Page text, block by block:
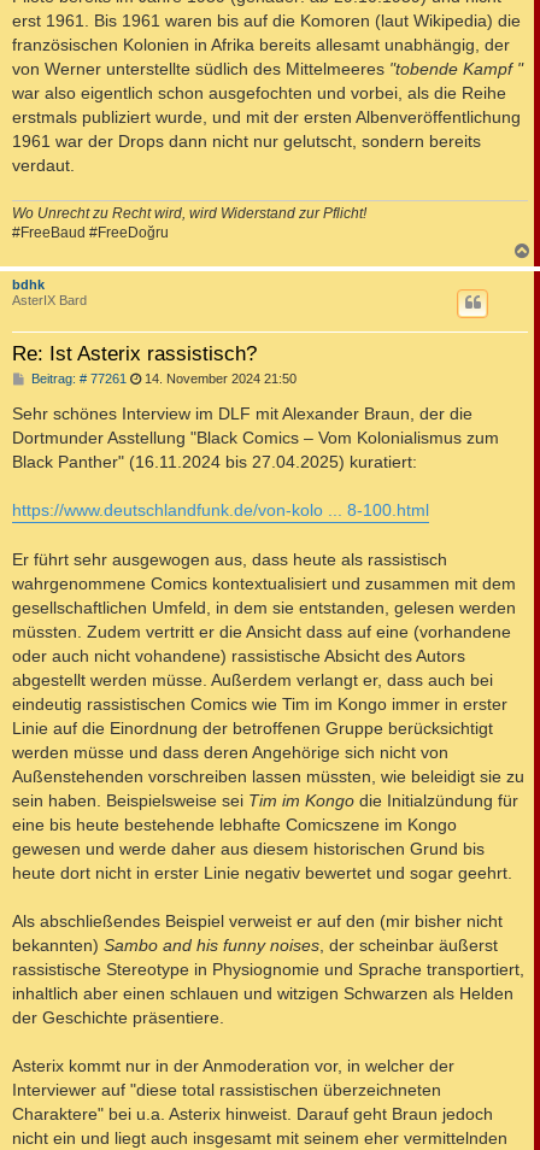
erst 1961. Bis 1961 waren bis auf die Komoren (laut Wikipedia) die
französischen Kolonien in Afrika bereits allesamt unabhängig, der
von Werner unterstellte südlich des Mittelmeeres "tobende Kampf "
war also eigentlich schon ausgefochten und vorbei, als die Reihe
erstmals publiziert wurde, und mit der ersten Albenveröffentlichung
1961 war der Drops dann nicht nur gelutscht, sondern bereits
verdaut.
Wo Unrecht zu Recht wird, wird Widerstand zur Pflicht!
#FreeBaud #FreeDoğru
a
bdhk
AsterIX Bard
Re: Ist Asterix rassistisch?
Beitrag: # 77261 B
i
r
a
g
14. November 2024 21:50
Sehr schönes Interview im DLF mit Alexander Braun, der die
Dortmunder Asstellung "Black Comics – Vom Kolonialismus zum
Black Panther" (16.11.2024 bis 27.04.2025) kuratiert:
https://www.deutschlandfunk.de/von-kolo ... 8-100.html
Er führt sehr ausgewogen aus, dass heute als rassistisch
wahrgenommene Comics kontextualisiert und zusammen mit dem
gesellschaftlichen Umfeld, in dem sie entstanden, gelesen werden
müssten. Zudem vertritt er die Ansicht dass auf eine (vorhandene
oder auch nicht vohandene) rassistische Absicht des Autors
abgestellt werden müsse. Außerdem verlangt er, dass auch bei
eindeutig rassistischen Comics wie Tim im Kongo immer in erster
Linie auf die Einordnung der betroffenen Gruppe berücksichtigt
werden müsse und dass deren Angehörige sich nicht von
Außenstehenden vorschreiben lassen müssten, wie beleidigt sie zu
sein haben. Beispielsweise sei Tim im Kongo die Initialzündung für
eine bis heute bestehende lebhafte Comicszene im Kongo
gewesen und werde daher aus diesem historischen Grund bis
heute dort nicht in erster Linie negativ bewertet und sogar geehrt.
Als abschließendes Beispiel verweist er auf den (mir bisher nicht
bekannten) Sambo and his funny noises , der scheinbar äußerst
rassistische Stereotype in Physiognomie und Sprache transportiert,
inhaltlich aber einen schlauen und witzigen Schwarzen als Helden
der Geschichte präsentiere.
Asterix kommt nur in der Anmoderation vor, in welcher der
Interviewer auf "diese total rassistischen überzeichneten
Charaktere" bei u.a. Asterix hinweist. Darauf geht Braun jedoch
nicht ein und liegt auch insgesamt mit seinem eher vermittelnden